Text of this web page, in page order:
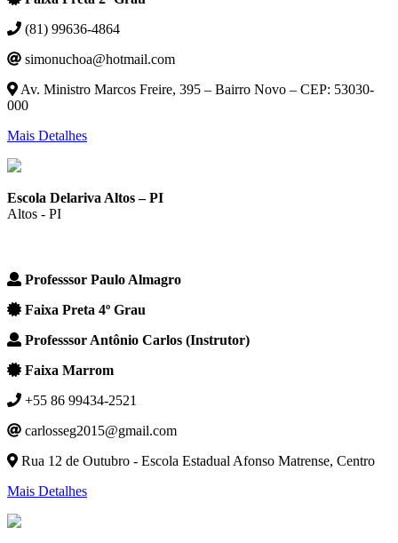
(81) 99636-4864
simonuchoa@hotmail.com
Av. Ministro Marcos Freire, 395 – Bairro Novo – CEP: 53030-
000
Mais Detalhes
Escola Delariva Altos – PI
Altos - PI
Professsor Paulo Almagro
Faixa Preta 4º Grau
Professsor Antônio Carlos (Instrutor)
Faixa Marrom
+55 86 99434-2521
carlosseg2015@gmail.com
Rua 12 de Outubro - Escola Estadual Afonso Matrense, Centro
Mais Detalhes